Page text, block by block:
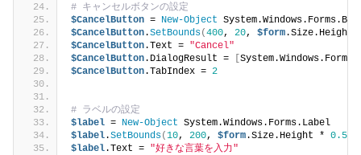
# キャンセルボタンの設定
$CancelButton = New-Object
$CancelButton.SetBounds(400, 20, $form
$CancelButton.Text = "Cancel"
$CancelButton.DialogResult =
$CancelButton.TabIndex = 2
# ラベルの設定
$label = New-Object System.Windows.Forms.Label
$label.SetBounds(10, 200, $form.Size.Height * 0.5
$label.Text = "好きな言葉を入力"